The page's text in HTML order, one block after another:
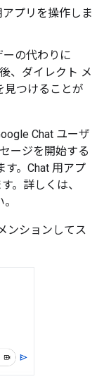
プリを操作しま
ーの代わりに
、ダイレクト メ
見つけることが
Chat ユーザ
ージを開始する
す。Chat 用アプ
。詳しくは、
ンションしてス